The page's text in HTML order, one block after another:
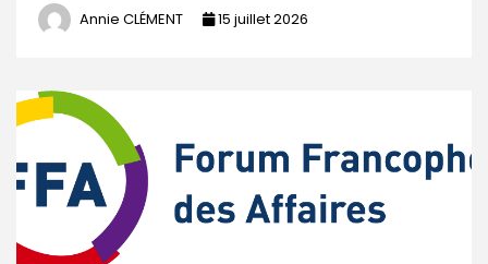
Annie CLÉMENT 15 juillet 2026